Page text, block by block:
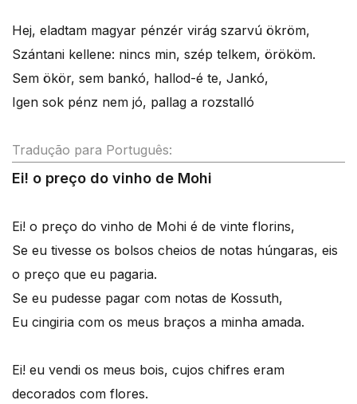
Hej, eladtam magyar pénzér virág szarvú ökröm,
Szántani kellene: nincs min, szép telkem, örököm.
Sem ökör, sem bankó, hallod-é te, Jankó,
Igen sok pénz nem jó, pallag a rozstalló
Tradução para Português:
Ei! o preço do vinho de Mohi
Ei! o preço do vinho de Mohi é de vinte florins,
Se eu tivesse os bolsos cheios de notas húngaras, eis
o preço que eu pagaria.
Se eu pudesse pagar com notas de Kossuth,
Eu cingiria com os meus braços a minha amada.
Ei! eu vendi os meus bois, cujos chifres eram
decorados com flores.